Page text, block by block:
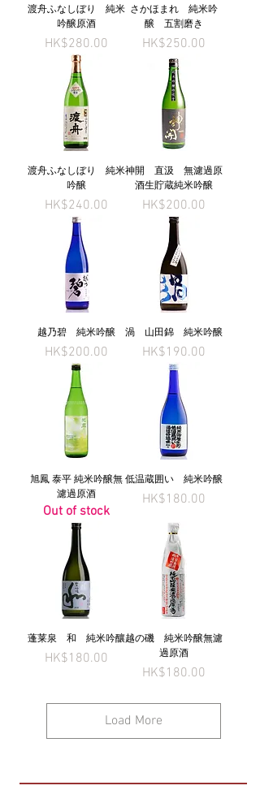
渡舟ふなしぼり 純米
吟醸原酒
Price
HK$280.00
さかほまれ 純米吟
醸 五割磨き
Price
HK$250.00
渡舟ふなしぼり 純米
吟醸
Price
HK$240.00
神開 直汲 無濾過原
酒生貯蔵純米吟醸
Price
HK$200.00
越乃碧 純米吟醸
Price
HK$200.00
渦 山田錦 純米吟醸
Price
HK$190.00
旭鳳 泰平 純米吟醸無
濾過原酒
Out of stock
低温蔵囲い 純米吟醸
Price
HK$180.00
蓬莱泉 和 純米吟釀
Price
HK$180.00
越の磯 純米吟醸無濾
過原酒
Price
HK$180.00
Load More